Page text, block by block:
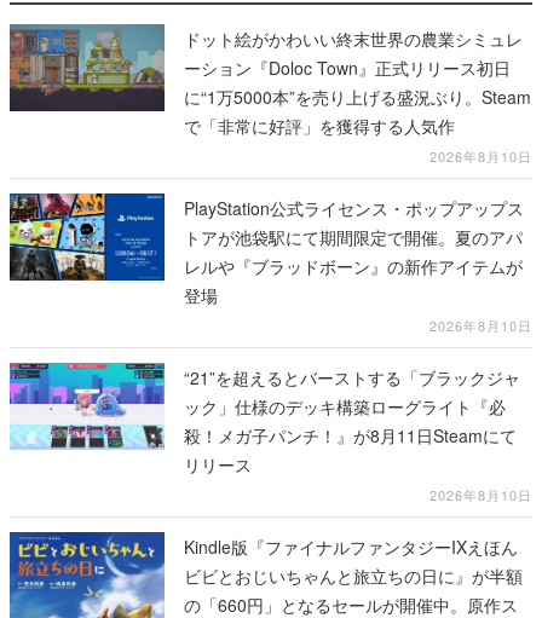
ドット絵がかわいい終末世界の農業シミュレ
ーション『Doloc Town』正式リリース初日
に“1万5000本”を売り上げる盛況ぶり。Steam
で「非常に好評」を獲得する人気作
2026年8月10日
PlayStation公式ライセンス・ポップアップス
トアが池袋駅にて期間限定で開催。夏のアパ
レルや『ブラッドボーン』の新作アイテムが
登場
2026年8月10日
“21”を超えるとバーストする「ブラックジャ
ック」仕様のデッキ構築ローグライト『必
殺！メガ子パンチ！』が8月11日Steamにて
リリース
2026年8月10日
Kindle版『ファイナルファンタジーIXえほん
ビビとおじいちゃんと旅立ちの日に』が半額
の「660円」となるセールが開催中。原作ス